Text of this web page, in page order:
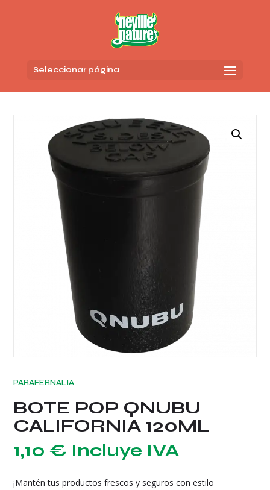
Seleccionar página
PARAFERNALIA
BOTE POP QNUBU
CALIFORNIA 120ML
1,10 € Incluye IVA
¡Mantén tus productos frescos y seguros con estilo